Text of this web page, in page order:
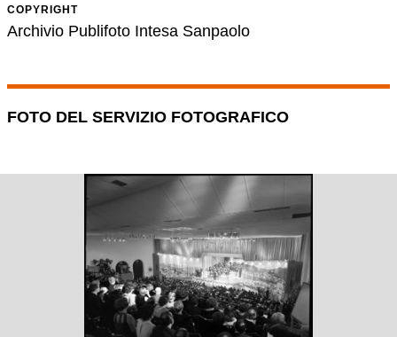
COPYRIGHT
Archivio Publifoto Intesa Sanpaolo
FOTO DEL SERVIZIO FOTOGRAFICO